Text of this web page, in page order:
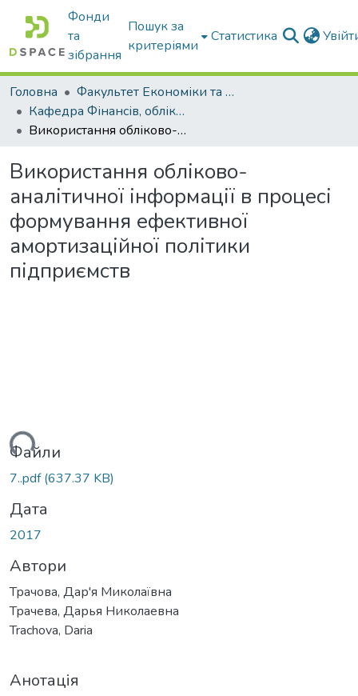
Фонди
та
зібрання
Пошук за
критеріями
Статистика
Головна
Факультет Економіки та бізнесу
Кафедра Фінансів, обліку і оподаткування
Використання обліково-аналітичної інформації в процесі формування ефективної амортизаційної політики підприємств
Використання обліково-
аналітичної інформації в процесі
формування ефективної
амортизаційної політики
підприємств
Файли
7..pdf(637.37 KB)
Дата
2017
Автори
Трачова, Дар'я Миколаївна
Трачева, Дарья Николаевна
Trachova, Daria
Анотація